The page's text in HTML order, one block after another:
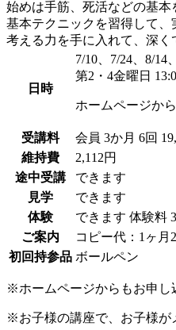
始めは手筋、死活などの基本
基本テクニックを習得して、
考える力を手に入れて、深く
日時
7/10、7/24、8/14
第2・4金曜日
ホームページか
受講料 会員 3か月 6回
維持費
2,112円
途中受講
できます
見学
できます
体験
できます 体験料
ご案内
コピー代：1ヶ月
初回持参品 ボールペン
※ホームページからもお申し
※お子様の講座で、お子様が